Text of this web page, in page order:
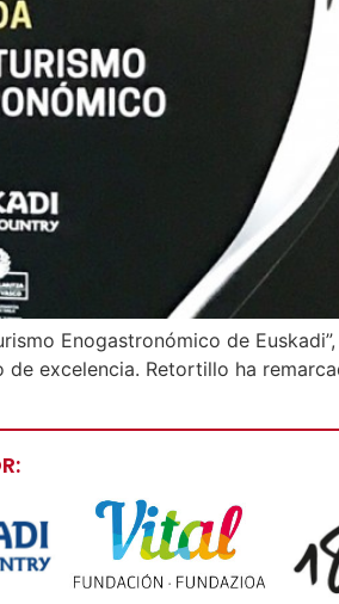
Enogastronómico de
excelencia. Retortillo ha